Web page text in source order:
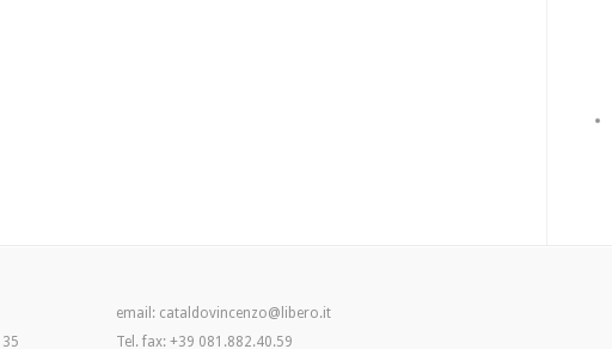
email: cataldovincenzo@libero.it
Tel. fax: +39 081.882.40.59